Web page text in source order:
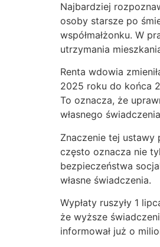
Najbardziej
osoby starsze po
współmałżonku. W
utrzymania
Renta wdowia
2025 roku do końca
To oznacza, że
własnego
Znaczenie tej ustawy
często oznacza nie
bezpieczeństwa
własne świadczenia.
Wypłaty ruszyły 1
że wyższe
informował już o